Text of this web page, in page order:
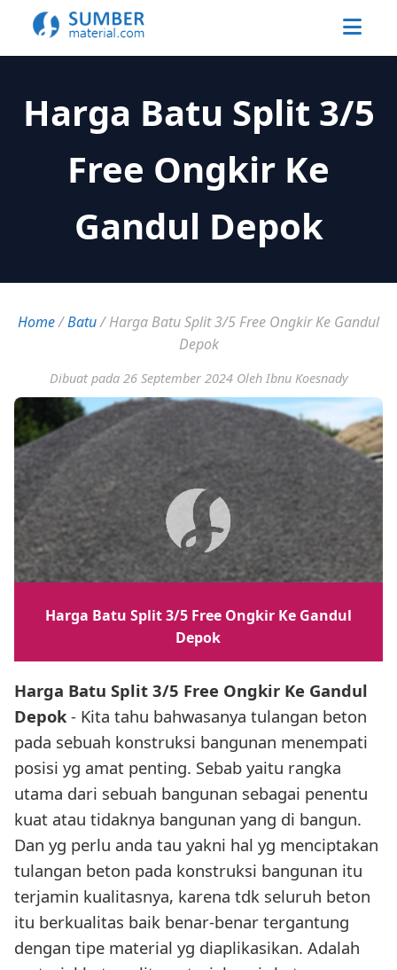
Harga Batu Split 3/5
Free Ongkir Ke
Gandul Depok
Home/Batu/Harga Batu Split 3/5 Free Ongkir Ke Gandul
Depok
Dibuat pada 26 September 2024 Oleh Ibnu Koesnady
Harga Batu Split 3/5 Free Ongkir Ke Gandul
Depok
Harga Batu Split 3/5 Free Ongkir Ke Gandul
Depok - Kita tahu bahwasanya tulangan beton
pada sebuah konstruksi bangunan menempati
posisi yg amat penting. Sebab yaitu rangka
utama dari sebuah bangunan sebagai penentu
kuat atau tidaknya bangunan yang di bangun.
Dan yg perlu anda tau yakni hal yg menciptakan
tulangan beton pada konstruksi bangunan itu
terjamin kualitasnya, karena tdk seluruh beton
itu berkualitas baik benar-benar tergantung
dengan tipe material yg diaplikasikan. Adalah